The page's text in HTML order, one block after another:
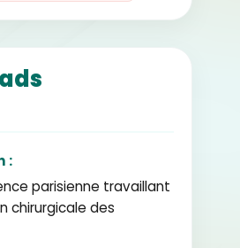
:
parisienne travaillant
chirurgicale des